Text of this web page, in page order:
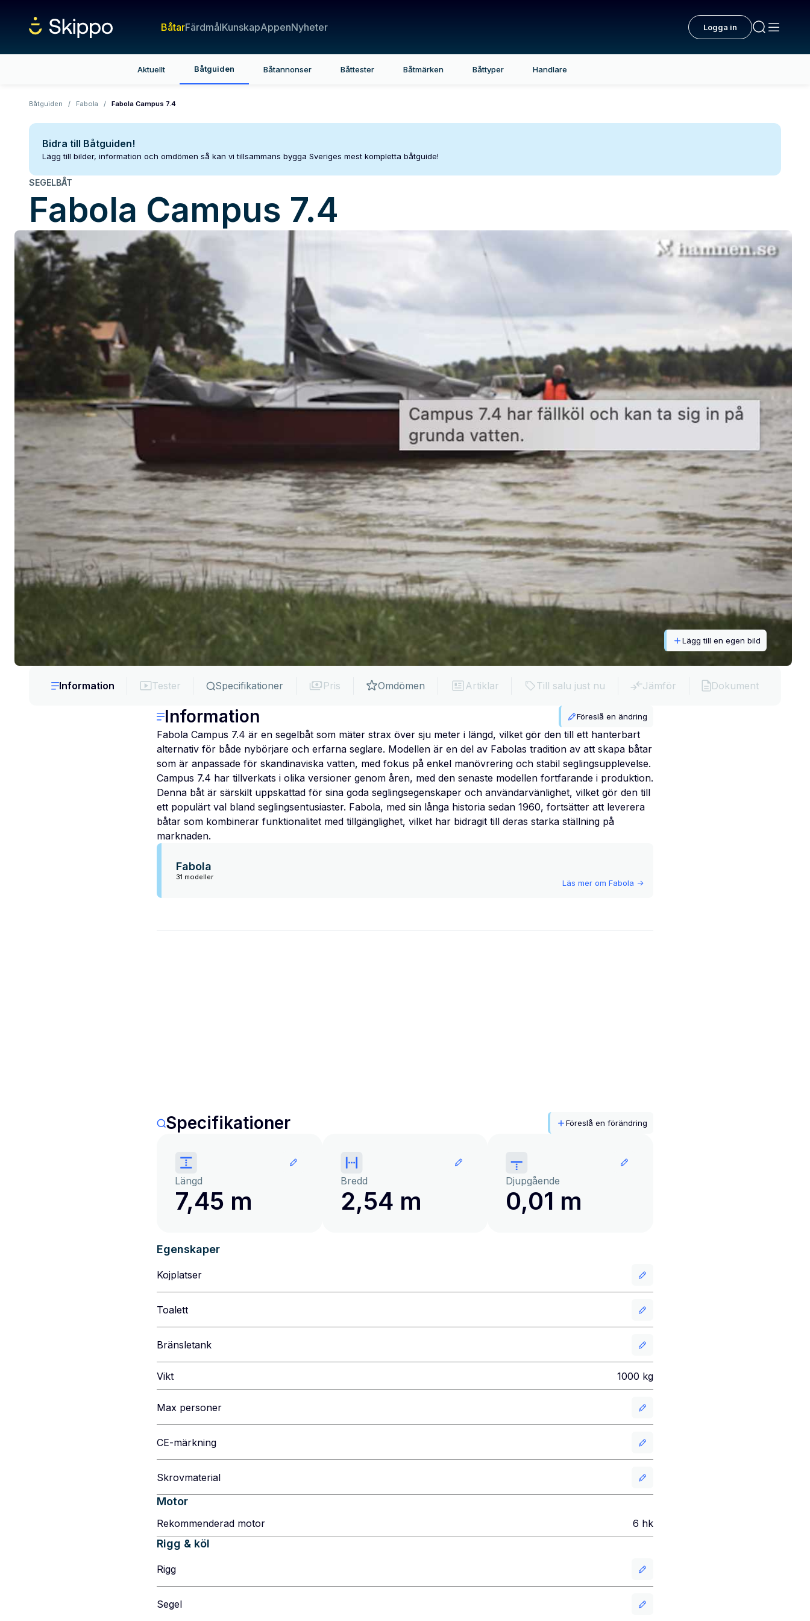
BåtarFärdmålKunskapAppenNyheter Logga in
Aktuellt Båtguiden Båtannonser Båttester Båtmärken Båttyper Handlare
Båtguiden / Fabola / Fabola Campus 7.4
Bidra till Båtguiden!
Lägg till bilder, information och omdömen så kan vi tillsammans bygga Sveriges mest kompletta båtguide!
SEGELBÅT
Fabola Campus 7.4
Lägg till en egen bild
Information Tester Specifikationer Pris Omdömen Artiklar Till salu just nu Jämför Dokument
Information Föreslå en ändring
Fabola Campus 7.4 är en segelbåt som mäter strax över sju meter i längd, vilket gör den till ett hanterbart
alternativ för både nybörjare och erfarna seglare. Modellen är en del av Fabolas tradition av att skapa båtar
som är anpassade för skandinaviska vatten, med fokus på enkel manövrering och stabil seglingsupplevelse.
Campus 7.4 har tillverkats i olika versioner genom åren, med den senaste modellen fortfarande i produktion.
Denna båt är särskilt uppskattad för sina goda seglingsegenskaper och användarvänlighet, vilket gör den till
ett populärt val bland seglingsentusiaster. Fabola, med sin långa historia sedan 1960, fortsätter att leverera
båtar som kombinerar funktionalitet med tillgänglighet, vilket har bidragit till deras starka ställning på
marknaden.
Fabola
31 modeller
Läs mer om Fabola ->
Specifikationer Föreslå en förändring
Längd
7,45 m
Bredd
2,54 m
Djupgående
0,01 m
Egenskaper
Kojplatser
Toalett
Bränsletank
Vikt 1000 kg
Max personer
CE-märkning
Skrovmaterial
Motor
Rekommenderad motor 6 hk
Rigg & köl
Rigg
Segel